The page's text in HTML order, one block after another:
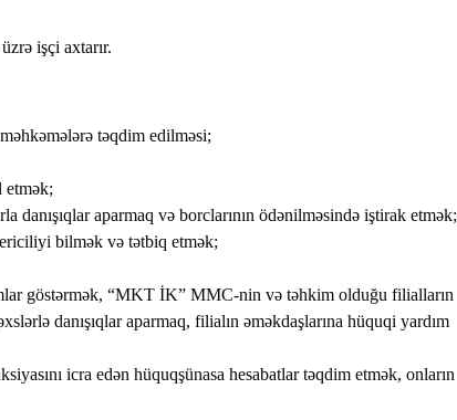
işçi axtarır.
təqdim edilməsi;
etmək;
aparmaq və borclarının ödənilməsində iştirak etmək;
bilmək və tətbiq etmək;
göstərmək, “MKT İK” MMC-nin və təhkim olduğu filialların
danışıqlar aparmaq, filialın əməkdaşlarına hüquqi yardım
icra edən hüquqşünasa hesabatlar təqdim etmək, onların